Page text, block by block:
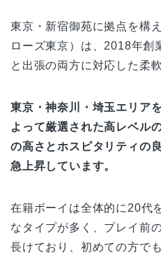
東京・新宿御苑に拠点を構
ローズ東京）は、2018年創
と出張の両方に対応した柔
東京・神奈川・埼玉エリア
よって厳選された高レベル
の高さとホスピタリティの
急上昇しています。
在籍ボーイは全体的に20代
なタイプが多く、プレイ前
長けており、初めての方で